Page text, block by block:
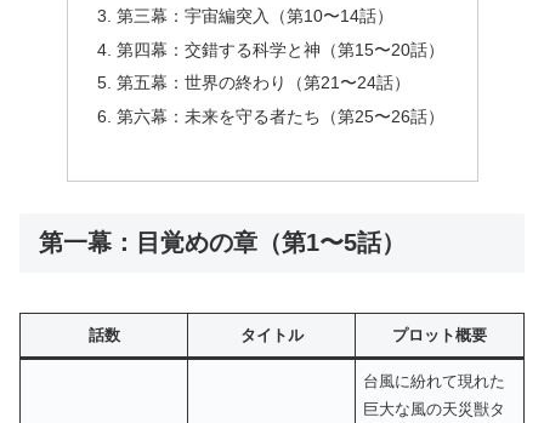
第三幕：宇宙編突入（第10〜14話）
第四幕：交錯する科学と神（第15〜20話）
第五幕：世界の終わり（第21〜24話）
第六幕：未来を守る者たち（第25〜26話）
第一幕：目覚めの章（第1〜5話）
話数 タイトル プロット概要
台風に紛れて現れた
巨大な風の天災獣タ